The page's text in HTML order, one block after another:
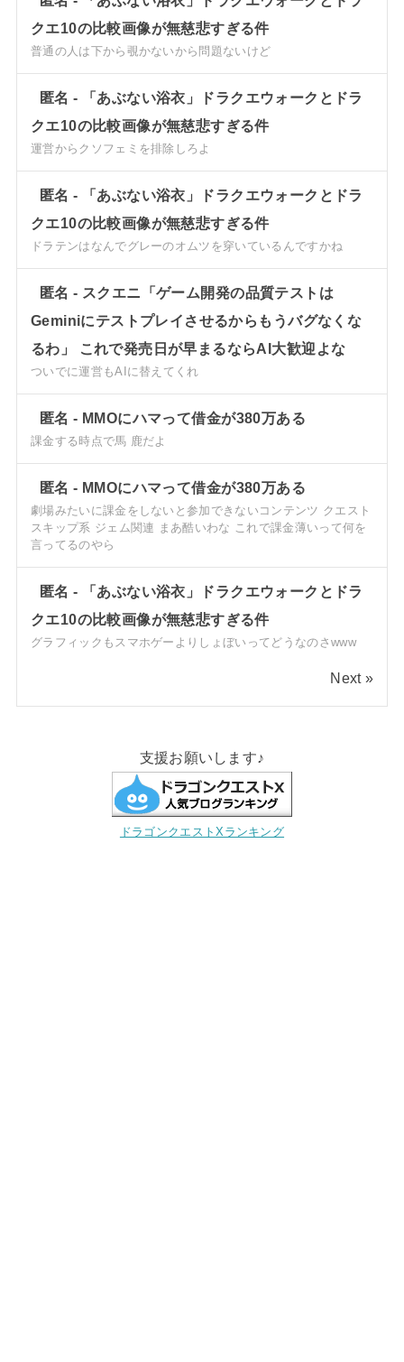
クエ10の比較画像が無慈悲すぎる件
普通の人は下から覗かないから問題ないけど
匿名-
「あぶない浴衣」ドラクエウォークとドラ
クエ10の比較画像が無慈悲すぎる件
運営からクソフェミを排除しろよ
匿名-
「あぶない浴衣」ドラクエウォークとドラ
クエ10の比較画像が無慈悲すぎる件
ドラテンはなんでグレーのオムツを穿いているんですかね
匿名- スクエニ「ゲーム開発の品質テストは
Geminiにテストプレイさせるからもうバグなくな
るわ」 これで発売日が早まるならAI大歓迎よな
ついでに運営もAIに替えてくれ
匿名- MMOにハマって借金が380万ある
課金する時点で馬 鹿だよ
匿名- MMOにハマって借金が380万ある
劇場みたいに課金をしないと参加できないコンテンツ クエスト
スキップ系 ジェム関連 まあ酷いわな これで課金薄いって何を
言ってるのやら
匿名-
「あぶない浴衣」ドラクエウォークとドラ
クエ10の比較画像が無慈悲すぎる件
グラフィックもスマホゲーよりしょぼいってどうなのさwww
Next »
支援お願いします♪
ドラゴンクエストXランキング